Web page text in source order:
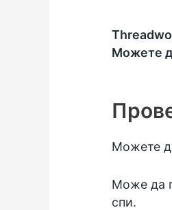
Можете
Можете
Може да
спи.